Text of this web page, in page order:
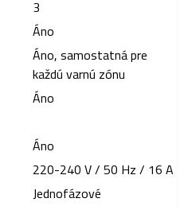
3
Áno
Áno, samostatná pre
každú varnú zónu
Áno
Áno
220-240 V / 50 Hz / 16 A
Jednofázové